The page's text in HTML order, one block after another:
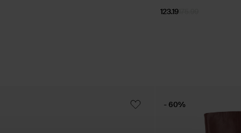
175.99
123.19
- 60%